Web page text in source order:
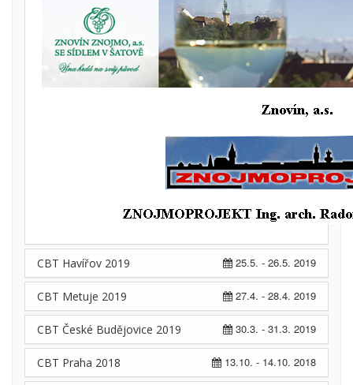
25.5. - 26.5. 2019
CBT Havířov 2019
27.4. - 28.4. 2019
CBT Metuje 2019
30.3. - 31.3. 2019
CBT České Budějovice 2019
13.10. - 14.10. 2018
CBT Praha 2018